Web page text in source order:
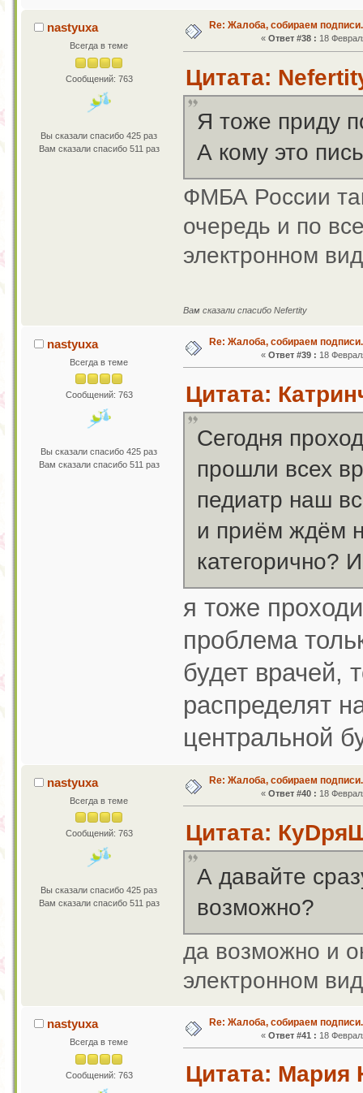
nastyuxa
Всегда в теме
Сообщений: 763
Вы сказали спасибо 425 раз
Вам сказали спасибо 511 раз
Re: Жалоба, собираем подписи.
« Ответ #38 : 18
Цитата:
Я тоже приду
А кому это
ФМБА России
очередь и по
электронном
Вам сказали спасибо Nefertity
nastyuxa
Всегда в теме
Сообщений: 763
Вы сказали спасибо 425 раз
Вам сказали спасибо 511 раз
Re: Жалоба, собираем подписи.
« Ответ #39 : 18
Цитата:
Сегодня
прошли всех
педиатр наш
и приём ждём
категорично?
я тоже
проблема
будет врачей,
распределят
центральной
nastyuxa
Всегда в теме
Сообщений: 763
Вы сказали спасибо 425 раз
Вам сказали спасибо 511 раз
Re: Жалоба, собираем подписи.
«Ответ #40 : 18
Цитата:
А давайте
возможно?
да возможно и
электронном
nastyuxa
Всегда в теме
Сообщений: 763
Re: Жалоба, собираем подписи.
« Ответ #41 : 18
Цитата: Мария